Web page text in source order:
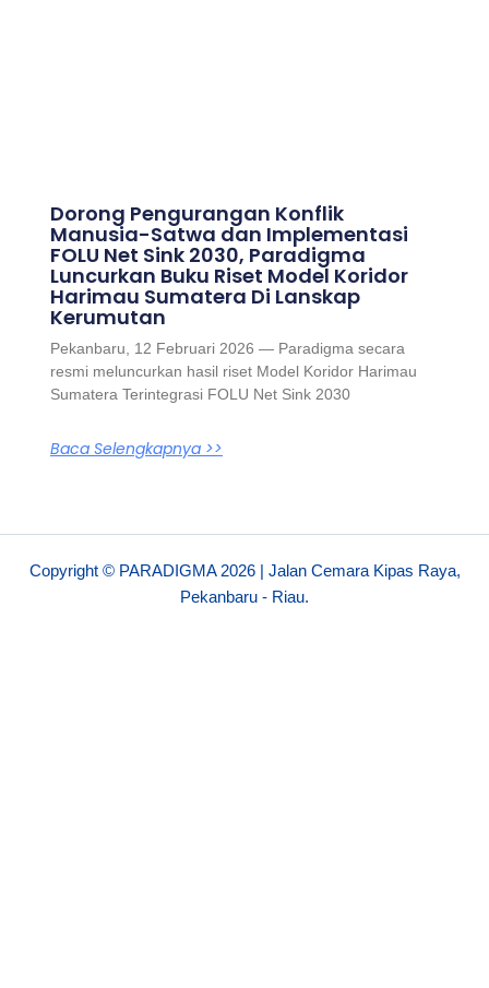
Dorong Pengurangan Konflik
Manusia-Satwa dan Implementasi
FOLU Net Sink 2030, Paradigma
Luncurkan Buku Riset Model Koridor
Harimau Sumatera Di Lanskap
Kerumutan
Pekanbaru, 12 Februari 2026 — Paradigma secara
resmi meluncurkan hasil riset Model Koridor Harimau
Sumatera Terintegrasi FOLU Net Sink 2030
Baca Selengkapnya >>
Copyright © PARADIGMA 2026 | Jalan Cemara Kipas Raya,
Pekanbaru - Riau.